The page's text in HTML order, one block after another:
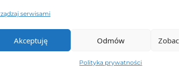
serwisami
Akceptuję Odmów
Polityka prywatności